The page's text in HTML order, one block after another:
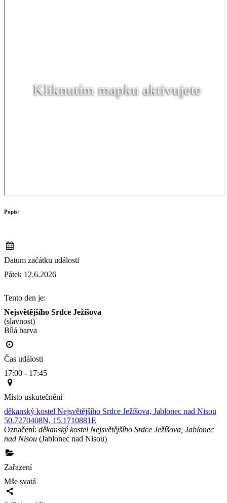
Kliknutím mapku aktivujete
Popis:
Datum začátku události
Pátek 12.6.2026
Tento den je:
Nejsvětějšího Srdce Ježíšova
(slavnost)
Bílá barva
Čas události
17:00 - 17:45
Místo uskutečnění
děkanský kostel Nejsvětějšího Srdce Ježíšova, Jablonec nad Nisou
50.7270408N, 15.1710881E
Označení: děkanský kostel Nejsvětějšího Srdce Ježíšova, Jablonec
nad Nisou (Jablonec nad Nisou)
Zařazení
Mše svatá